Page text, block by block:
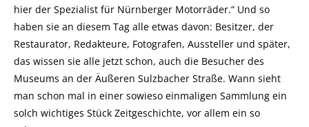
hier der Spezialist für Nürnberger Motorräder.“ Und so
haben sie an diesem Tag alle etwas davon: Besitzer, der
Restaurator, Redakteure, Fotografen, Aussteller und später,
das wissen sie alle jetzt schon, auch die Besucher des
Museums an der Äußeren Sulzbacher Straße. Wann sieht
man schon mal in einer sowieso einmaligen Sammlung ein
solch wichtiges Stück Zeitgeschichte, vor allem ein so